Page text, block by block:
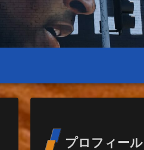
プロフィール